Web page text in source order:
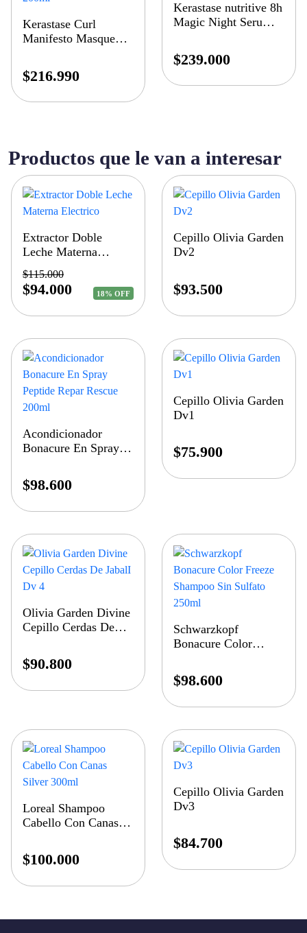
Kerastase Curl
Manifesto Masque
Nutrition 200ml
$216.990
Kerastase nutritive 8h
Magic Night Serum x
$239.000
Productos que le van a interesar
Extractor Doble
Leche Materna
Electrico
$115.000
$94.000 18% OFF
Cepillo Olivia Garden
Dv2
$93.500
Acondicionador
Bonacure En Spray
200ml
$98.600
Cepillo Olivia Garden
Dv1
$75.900
Olivia Garden Divine
Cepillo Cerdas De
$90.800
Schwarzkopf
Bonacure Color
Sulfato 250ml
$98.600
Loreal Shampoo
Cabello Con Canas
$100.000
Cepillo Olivia Garden
Dv3
$84.700